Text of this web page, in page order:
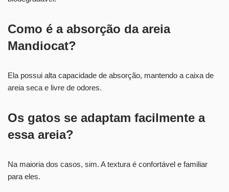
Como é a absorção da areia
Mandiocat?
Ela possui alta capacidade de absorção, mantendo a caixa de
areia seca e livre de odores.
Os gatos se adaptam facilmente a
essa areia?
Na maioria dos casos, sim. A textura é confortável e familiar
para eles.